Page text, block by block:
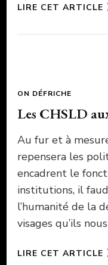
LIRE CET ARTICLE
ON DÉFRICHE
Les CHSLD
Au fur et à
repensera les
encadrent le
institutions, il
l’humanité de la
visages qu’ils
LIRE CET ARTICLE